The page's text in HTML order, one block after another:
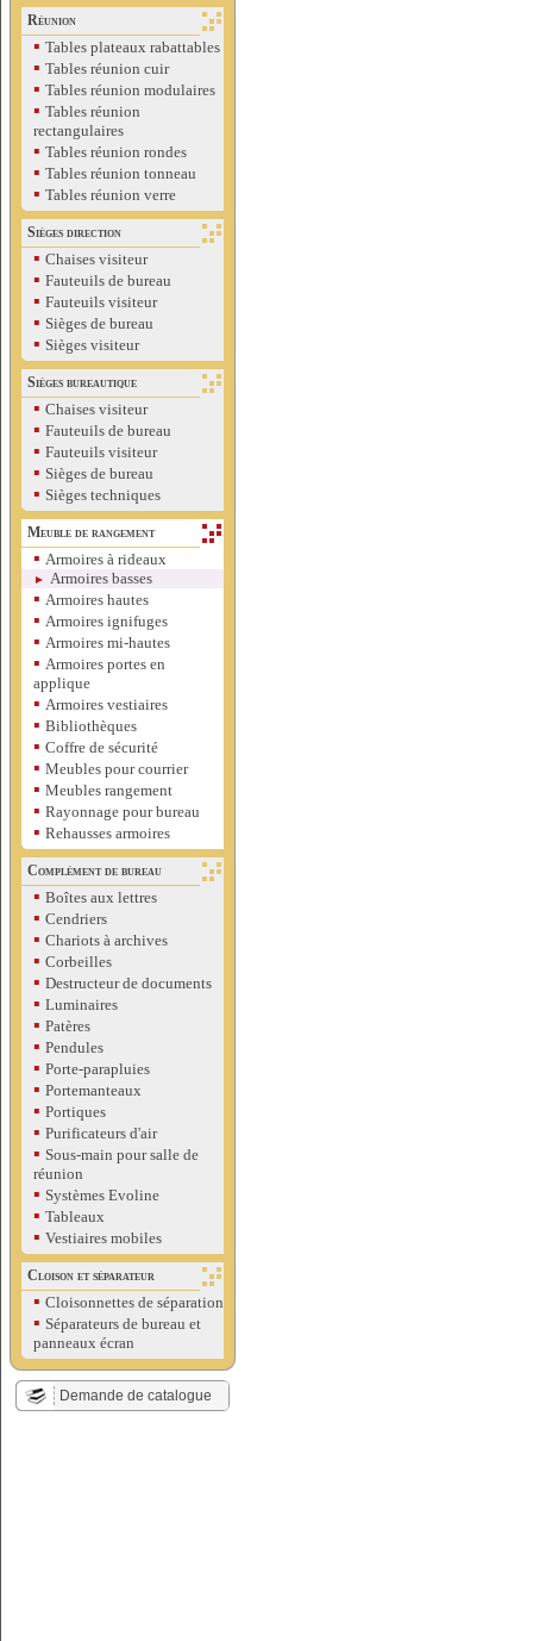
Réunion
▪ Tables plateaux rabattables
▪ Tables réunion cuir
▪ Tables réunion modulaires
▪ Tables réunion
rectangulaires
▪ Tables réunion rondes
▪ Tables réunion tonneau
▪ Tables réunion verre
Sièges direction
▪ Chaises visiteur
▪ Fauteuils de bureau
▪ Fauteuils visiteur
▪ Sièges de bureau
▪ Sièges visiteur
Sièges bureautique
▪ Chaises visiteur
▪ Fauteuils de bureau
▪ Fauteuils visiteur
▪ Sièges de bureau
▪ Sièges techniques
Meuble de rangement
▪ Armoires à rideaux
► Armoires basses
▪ Armoires hautes
▪ Armoires ignifuges
▪ Armoires mi-hautes
▪ Armoires portes en
applique
▪ Armoires vestiaires
▪ Bibliothèques
▪ Coffre de sécurité
▪ Meubles pour courrier
▪ Meubles rangement
▪ Rayonnage pour bureau
▪ Rehausses armoires
Complément de bureau
▪ Boîtes aux lettres
▪ Cendriers
▪ Chariots à archives
▪ Corbeilles
▪ Destructeur de documents
▪ Luminaires
▪ Patères
▪ Pendules
▪ Porte-parapluies
▪ Portemanteaux
▪ Portiques
▪ Purificateurs d'air
▪ Sous-main pour salle de
réunion
▪ Systèmes Evoline
▪ Tableaux
▪ Vestiaires mobiles
Cloison et séparateur
▪ Cloisonnettes de séparation
▪ Séparateurs de bureau et
panneaux écran
Demande de catalogue